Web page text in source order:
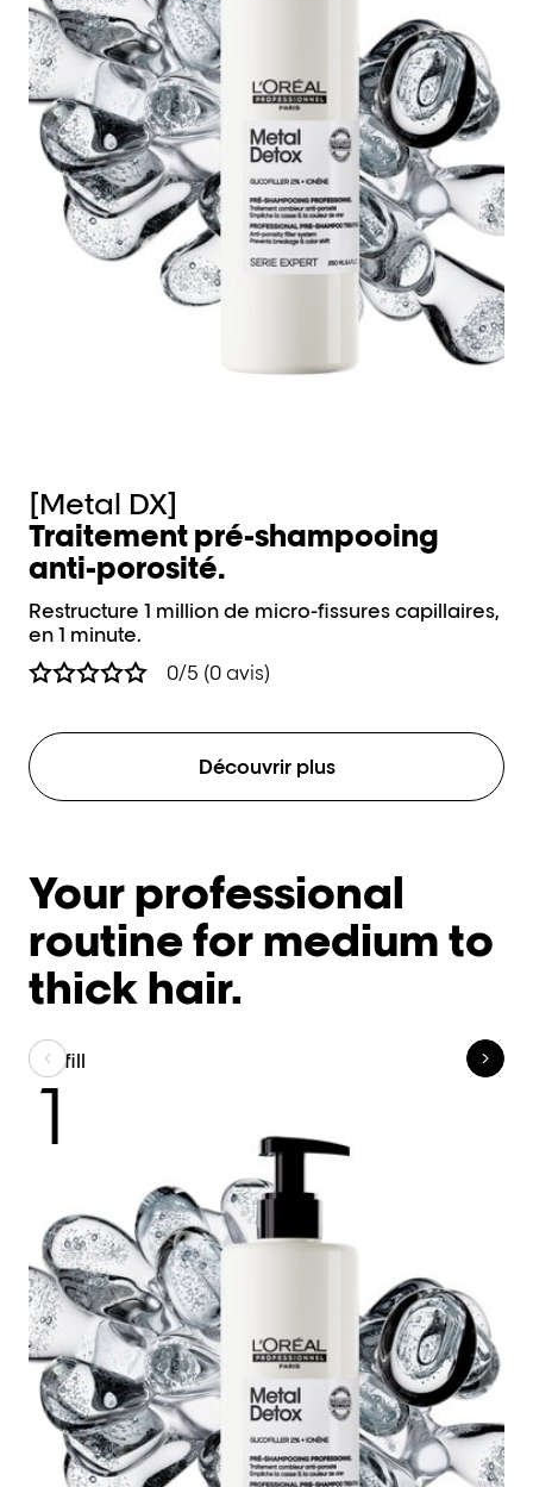
[Metal DX]
Traitement pré-shampooing
anti-porosité.
Restructure 1 million de micro-fissures capillaires,
en 1 minute.
0/5 (0 avis)
Découvrir plus
Your professional
routine for medium to
thick hair.
Refill
1